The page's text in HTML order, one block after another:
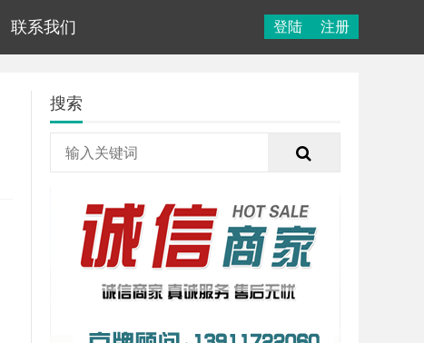
联系我们 登陆 注册
搜索